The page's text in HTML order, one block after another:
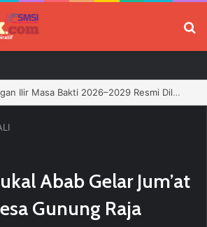
Pengurus PWI Ogan Ilir Masa Bakti 2026–2029 Resmi Dilantik, Siap Perkuat Profesionalisme Wartawan
Abab Gelar Jum’at
Gunung Raja